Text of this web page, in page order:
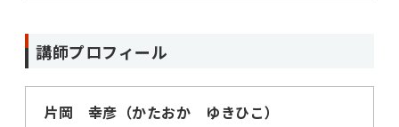
講師プロフィール
片岡 幸彦（かたおか ゆきひこ）